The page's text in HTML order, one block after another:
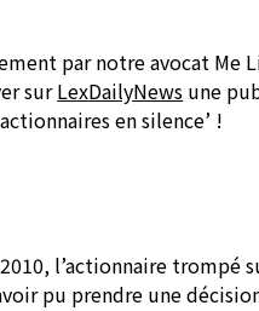
par notre avocat Me
surLexDailyNews une
en silence’ !
l’actionnaire trompé
pu prendre une